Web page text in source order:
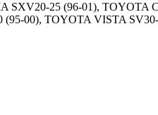
SXV20-25 (96-01), TOYOTA
00), TOYOTA VISTA